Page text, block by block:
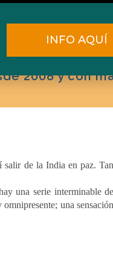
2008 y con
salir de la India en paz. Tan
una serie interminable de
una sensación
INFO AQUÍ